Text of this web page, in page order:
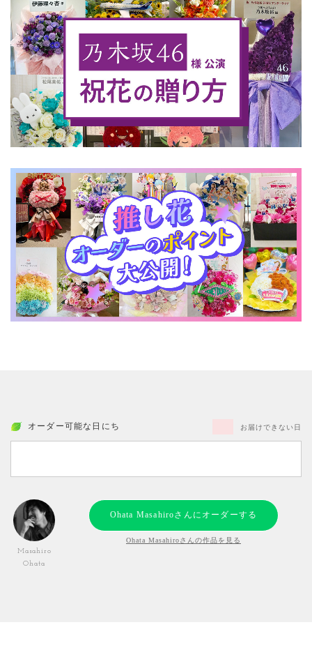
オーダー可能な日にち お届けできない日
Masahiro
Ohata
Ohata Masahiroさんにオーダーする
Ohata Masahiroさんの作品を見る